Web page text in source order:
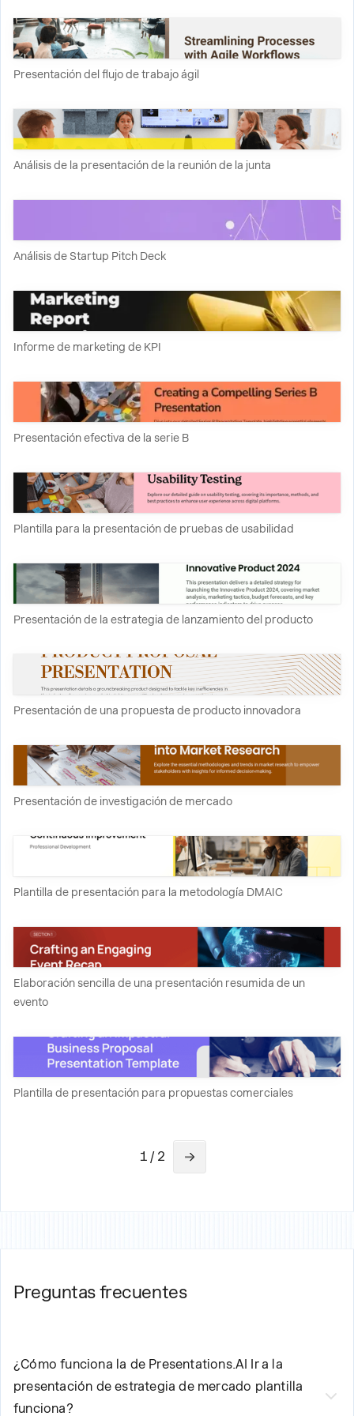
Presentación del flujo de trabajo ágil
Análisis de la presentación de la reunión de la junta
Análisis de Startup Pitch Deck
Informe de marketing de KPI
Presentación efectiva de la serie B
Plantilla para la presentación de pruebas de usabilidad
Presentación de la estrategia de lanzamiento del producto
Presentación de una propuesta de producto innovadora
Presentación de investigación de mercado
Plantilla de presentación para la metodología DMAIC
Elaboración sencilla de una presentación resumida de un
evento
Plantilla de presentación para propuestas comerciales
1 / 2
Preguntas frecuentes
¿Cómo funciona la de Presentations.AI Ir a la
presentación de estrategia de mercado plantilla
funciona?